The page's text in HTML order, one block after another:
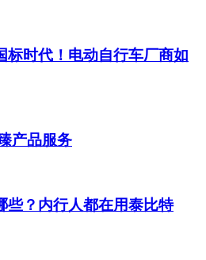
标时代！电动自行车厂商如
产品服务
些？内行人都在用泰比特